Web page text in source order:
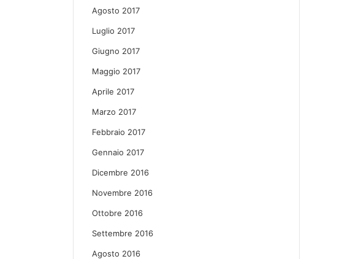
Agosto 2017
Luglio 2017
Giugno 2017
Maggio 2017
Aprile 2017
Marzo 2017
Febbraio 2017
Gennaio 2017
Dicembre 2016
Novembre 2016
Ottobre 2016
Settembre 2016
Agosto 2016